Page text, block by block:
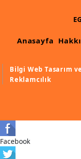
Ham Ahşap
Ham Ahşap
Modell
Anasayfa
Bilgi Web Tasarım ve
Reklamcılık
Facebook